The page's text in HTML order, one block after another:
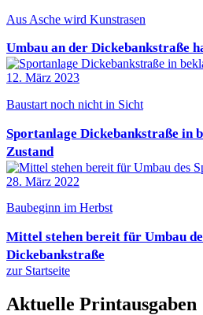
Aus Asche wird Kunstrasen
Umbau an der Dickebankstraße
12. März 2023
Baustart noch nicht in Sicht
Sportanlage Dickebankstraße in
Zustand
28. März 2022
Baubeginn im Herbst
Mittel stehen bereit für Umbau
Dickebankstraße
zur Startseite
Aktuelle Printausgaben